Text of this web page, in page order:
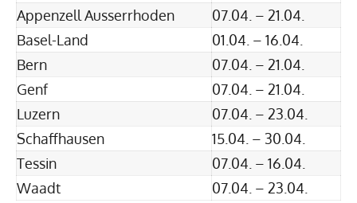
Appenzell Ausserrhoden
07.04. – 21.04.
Basel-Land
01.04. – 16.04.
Bern
07.04. – 21.04.
Genf
07.04. – 21.04.
Luzern
07.04. – 23.04.
Schaffhausen
15.04. – 30.04.
Tessin
07.04. – 16.04.
Waadt
07.04. – 23.04.